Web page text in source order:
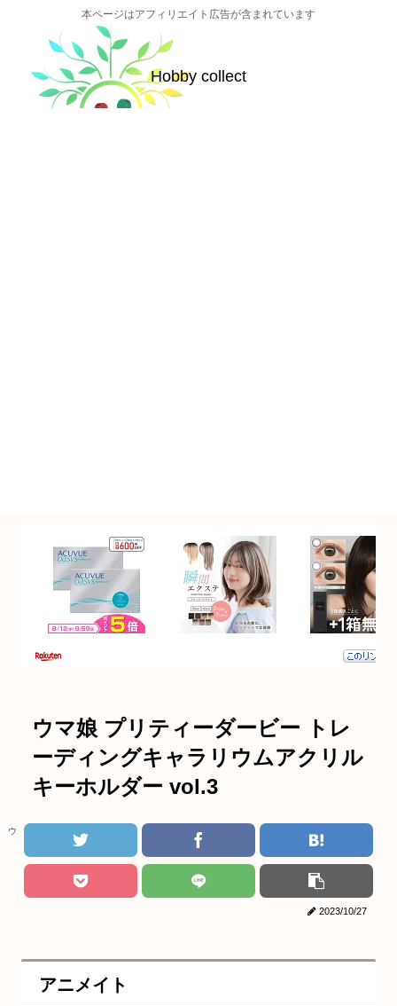
本ページはアフィリエイト広告が含まれています
Hobby collect
ウマ娘 プリティーダービー トレ
ーディングキャラリウムアクリル
キーホルダー vol.3
ウマ娘
2023/10/27
アニメイト